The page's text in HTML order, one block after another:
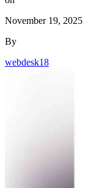
November 19, 2025
By
webdesk18